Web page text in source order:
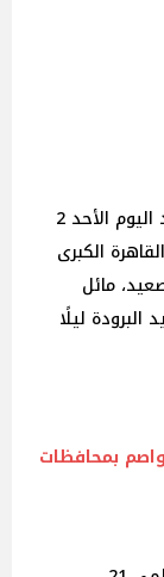
تتوقع الهيئة العامة للأرصاد الجوية، أن يسود اليوم الأحد 2
القاهرة الكبرى
مائل
ليلًا
بمحافظات